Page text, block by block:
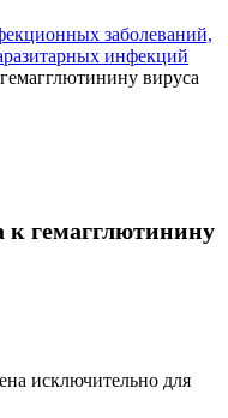
заболеваний,
инфекций
вируса
гемагглютинину
исключительно для